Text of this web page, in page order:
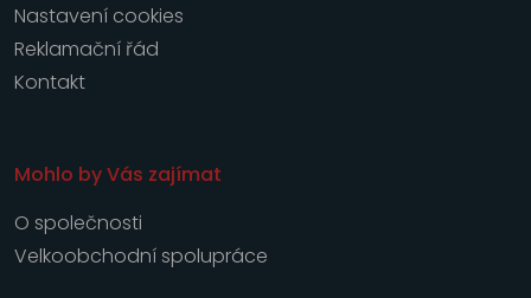
Nastavení cookies
Reklamační řád
Kontakt
Mohlo by Vás zajímat
O společnosti
Velkoobchodní spolupráce